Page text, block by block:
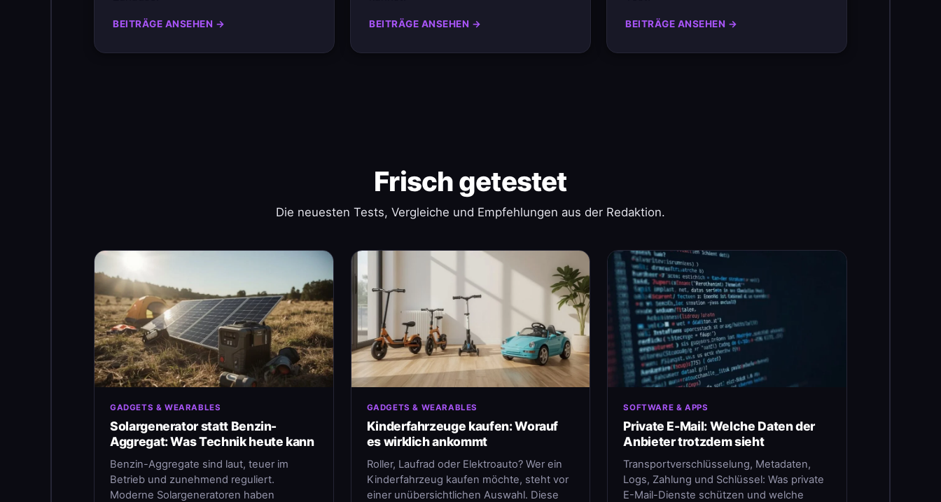
BEITRÄGE ANSEHEN → BEITRÄGE ANSEHEN → BEITRÄGE ANSEHEN →
Frisch getestet
Die neuesten Tests, Vergleiche und Empfehlungen aus der Redaktion.
GADGETS & WEARABLES
Solargenerator statt Benzin-
Aggregat: Was Technik heute kann
Benzin-Aggregate sind laut, teuer im
Betrieb und zunehmend reguliert.
Moderne Solargeneratoren haben
GADGETS & WEARABLES
Kinderfahrzeuge kaufen: Worauf
es wirklich ankommt
Roller, Laufrad oder Elektroauto? Wer ein
Kinderfahrzeug kaufen möchte, steht vor
einer unübersichtlichen Auswahl. Diese
SOFTWARE & APPS
Private E-Mail: Welche Daten der
Anbieter trotzdem sieht
Transportverschlüsselung, Metadaten,
Logs, Zahlung und Schlüssel: Was private
E-Mail-Dienste schützen und welche